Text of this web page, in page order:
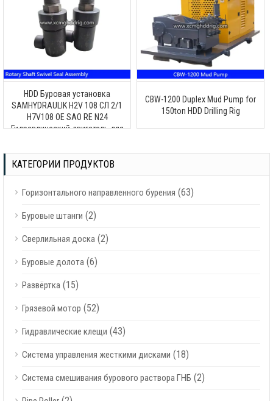
HDD Буровая установка
SAMHYDRAULIK H2V 108 СЛ 2/1
H7V108 OE SAO RE N24
Гидравлический двигатель для
бурения
CBW-1200 Duplex Mud Pump for
150ton HDD Drilling Rig
КАТЕГОРИИ ПРОДУКТОВ
Горизонтального направленного бурения (63)
Буровые штанги (2)
Сверлильная доска (2)
Буровые долота (6)
Развёртка (15)
Грязевой мотор (52)
Гидравлические клещи (43)
Система управления жесткими дисками (18)
Система смешивания бурового раствора ГНБ (2)